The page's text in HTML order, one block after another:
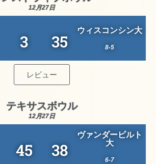
12月27日
3 35
ウィスコンシン大
8-5
レビュー
テキサスボウル
12月27日
45 38
ヴァンダービルト
大
6-7